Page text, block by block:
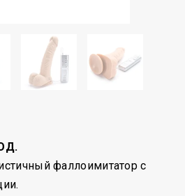
фаллоимитатор с